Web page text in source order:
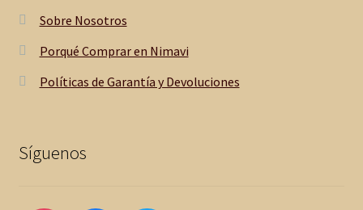
Sobre Nosotros
Porqué Comprar en Nimavi
Políticas de Garantía y Devoluciones
Síguenos